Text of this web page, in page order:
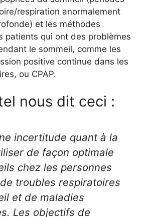
respiration anormalement
et les méthodes
patients qui ont des problèmes
le sommeil, comme les
positive continue dans les
ou CPAP.
nous dit ceci :
incertitude quant à la
de façon optimale
chez les personnes
troubles respiratoires
et de maladies
Les objectifs de